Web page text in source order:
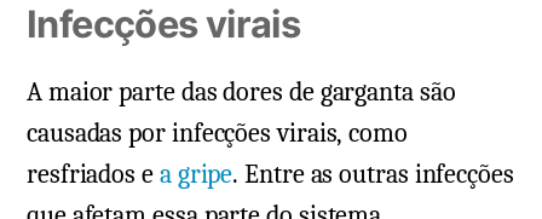
Infecções virais
A maior parte das dores de garganta são
causadas por infecções virais, como
resfriados ea gripe. Entre as outras infecções